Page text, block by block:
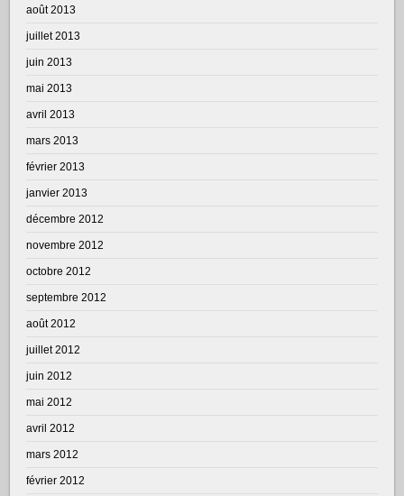
août 2013
juillet 2013
juin 2013
mai 2013
avril 2013
mars 2013
février 2013
janvier 2013
décembre 2012
novembre 2012
octobre 2012
septembre 2012
août 2012
juillet 2012
juin 2012
mai 2012
avril 2012
mars 2012
février 2012